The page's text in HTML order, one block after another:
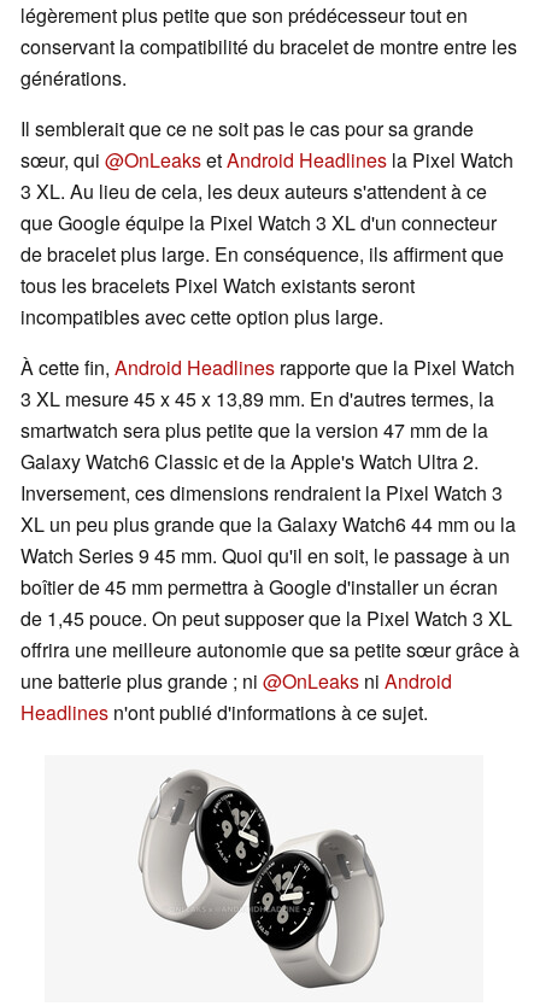
légèrement plus petite que son prédécesseur tout en
conservant la compatibilité du bracelet de montre entre les
générations.
Il semblerait que ce ne soit pas le cas pour sa grande
sœur, qui @OnLeaksetAndroid Headlines la Pixel Watch
3 XL. Au lieu de cela, les deux auteurs s'attendent à ce
que Google équipe la Pixel Watch 3 XL d'un connecteur
de bracelet plus large. En conséquence, ils affirment que
tous les bracelets Pixel Watch existants seront
incompatibles avec cette option plus large.
À cette fin, Android Headlines rapporte que la Pixel Watch
3 XL mesure 45 x 45 x 13,89 mm. En d'autres termes, la
smartwatch sera plus petite que la version 47 mm de la
Galaxy Watch6 Classic et de la Apple's Watch Ultra 2.
Inversement, ces dimensions rendraient la Pixel Watch 3
XL un peu plus grande que la Galaxy Watch6 44 mm ou la
Watch Series 9 45 mm. Quoi qu'il en soit, le passage à un
boîtier de 45 mm permettra à Google d'installer un écran
de 1,45 pouce. On peut supposer que la Pixel Watch 3 XL
offrira une meilleure autonomie que sa petite sœur grâce à
une batterie plus grande ; ni @OnLeaks ni Android
Headlines n'ont publié d'informations à ce sujet.